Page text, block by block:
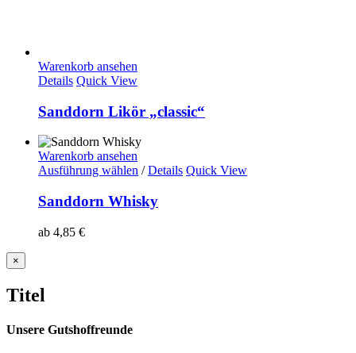
Warenkorb ansehen
Details Quick View
Sanddorn Likör „classic“
Warenkorb ansehen
Ausführung wählen / Details Quick View
Sanddorn Whisky
ab 4,85 €
Close
product
view
×
Titel
Unsere Gutshoffreunde